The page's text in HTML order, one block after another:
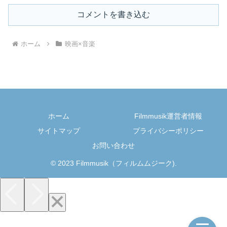
コメントを書き込む
ホーム 映画×音楽
ホーム
Filmmusik運営者情報
サイトマップ
プライバシーポリシー
お問い合わせ
© 2023 Filmmusik（フィルムムジーク).